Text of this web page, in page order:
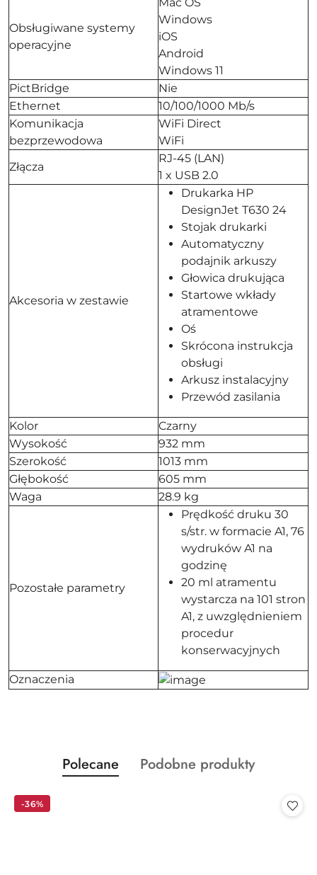
Obsługiwane systemy
operacyjne
Windows
iOS
Android
Windows 11
PictBridge
Nie
Ethernet
10/100/1000 Mb/s
Komunikacja
bezprzewodowa
WiFi Direct
WiFi
Złącza
RJ-45 (LAN)
1 x USB 2.0
Akcesoria w zestawie
Drukarka HP
DesignJet T630 24
Stojak drukarki
Automatyczny
podajnik arkuszy
Głowica drukująca
Startowe wkłady
atramentowe
Oś
Skrócona instrukcja
obsługi
Arkusz instalacyjny
Przewód zasilania
Kolor
Czarny
Wysokość
932 mm
Szerokość
1013 mm
Głębokość
605 mm
Waga
28.9 kg
Pozostałe parametry
Prędkość druku 30
s/str. w formacie A1, 76
wydruków A1 na
godzinę
20 ml atramentu
wystarcza na 101 stron
A1, z uwzględnieniem
procedur
konserwacyjnych
Oznaczenia
Pomiń karuzelę produktów
Produkty
o
Polecane
Produkty
Podobne produkty
-36%